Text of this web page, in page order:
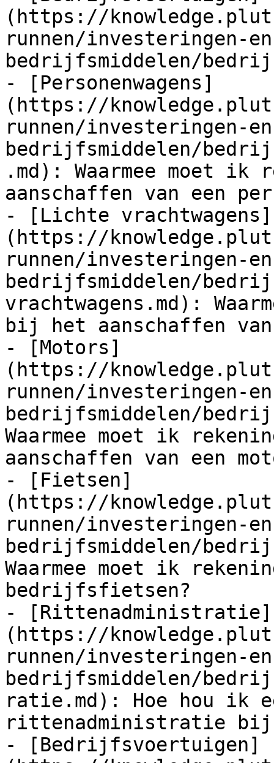
(https://
runnen/investeringen-
bedrijfsmiddelen/
- [Personenwagens]
(https://
runnen/investeringen-
bedrijfsmiddelen/
.md): Waarmee moet
aanschaffen van een
- [Lichte vrachtwagens]
(https://
runnen/investeringen-
bedrijfsmiddelen/
vrachtwagens.md):
bij het aanschaffen
- [Motors]
(https://
runnen/investeringen-
bedrijfsmiddelen/
Waarmee moet ik
aanschaffen van een
- [Fietsen]
(https://
runnen/investeringen-
bedrijfsmiddelen/
Waarmee moet ik
bedrijfsfietsen?
- [Rittenadministratie]
(https://
runnen/investeringen-
bedrijfsmiddelen/
ratie.md): Hoe hou ik
rittenadministratie
- [Bedrijfsvoertuigen]